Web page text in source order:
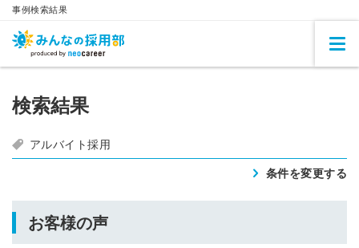
事例検索結果
検索結果
アルバイト採用
条件を変更する
お客様の声